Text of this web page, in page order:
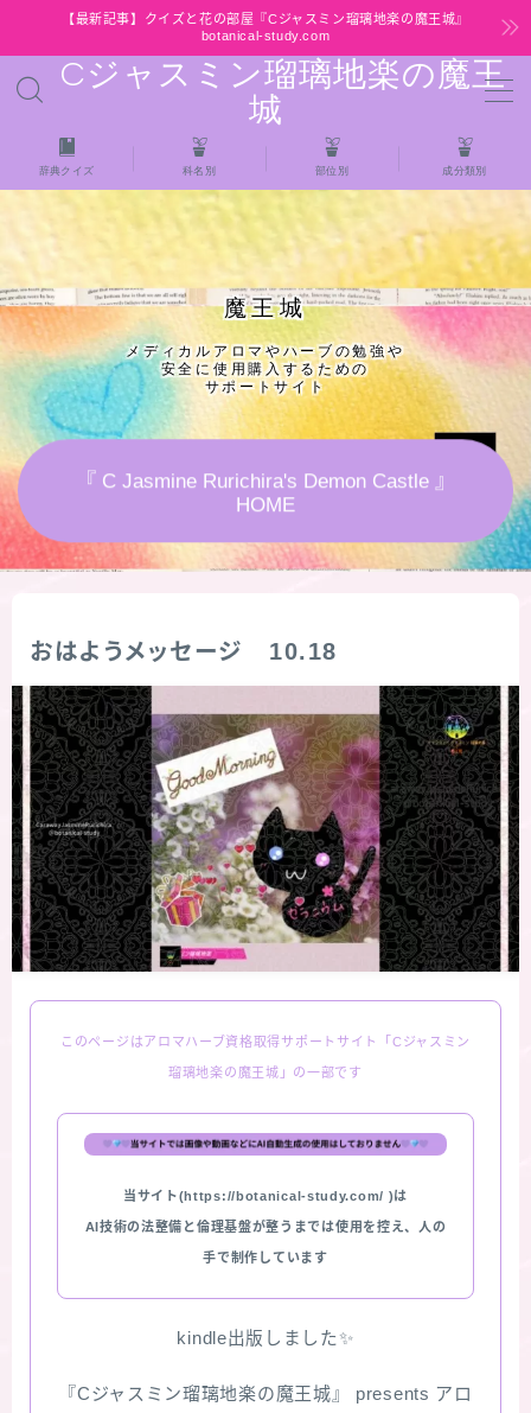
【最新記事】クイズと花の部屋『Cジャスミン瑠璃地楽の魔王城』
botanical-study.com
Cジャスミン瑠璃地楽の魔王
城
MENU
HOME
【最新】クイズと花の部屋
★全種/アロマハーブスパイス基材 プチ辞典ク
イズ＆プチ辞典
★アロマ検定＋αクイズ
★アロマハーブ傾向チェック
秘密部屋
お知らせ
公式ウェブサイト『Botanical Study』
Cジャスミン瑠璃地楽の主な活動先リンク集
プロフィール
おすすめ商品＆レビュー
★スペシャルアロマハーブ４択クイズ (kindle出
版限定)
辞典クイズ 科名別 部位別 成分類別
魔王城
メディカルアロマやハーブの勉強や
安全に使用購入するための
サポートサイト
『 C Jasmine Rurichira's Demon Castle 』
HOME
おはようメッセージ 10.18
このページはアロマハーブ資格取得サポートサイト「Cジャスミン
瑠璃地楽の魔王城」の一部です
当サイト(https://botanical-study.com/ )は
AI技術の法整備と倫理基盤が整うまでは使用を控え、人の
手で制作しています
kindle出版しました✨
『Cジャスミン瑠璃地楽の魔王城』 presents アロ